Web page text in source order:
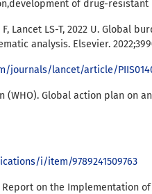
of drug-resistant
F, Lancet LS-T, 2022 U. Global
analysis. Elsevier.
journals/lancet/article/
(WHO). Global action plan on
i/item/9789241509763
Report on the Implementation